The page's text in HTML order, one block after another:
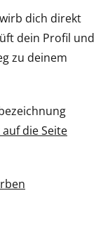
dich direkt
dein Profil und
zu deinem
auf die Seite